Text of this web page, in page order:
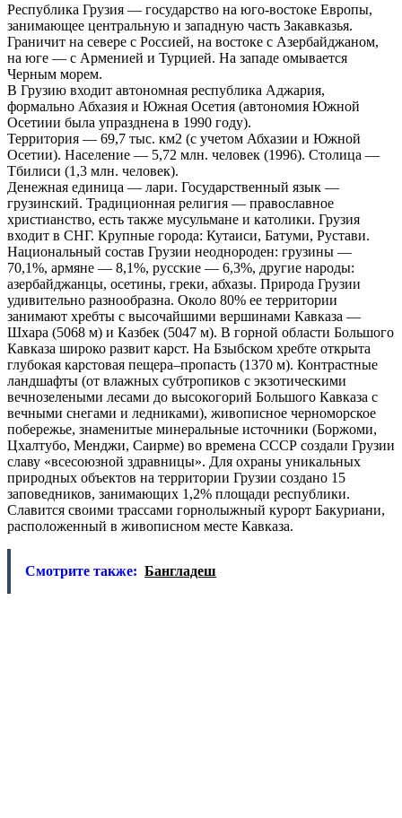
Республика Грузия — государство на юго-востоке Европы,
занимающее центральную и западную часть Закавказья.
Граничит на севере с Россией, на востоке с Азербайджаном,
на юге — с Арменией и Турцией. На западе омывается
Черным морем.
В Грузию входит автономная республика Аджария,
формально Абхазия и Южная Осетия (автономия Южной
Осетиии была упразднена в 1990 году).
Территория — 69,7 тыс. км2 (с учетом Абхазии и Южной
Осетии). Население — 5,72 млн. человек (1996). Столица —
Тбилиси (1,3 млн. человек).
Денежная единица — лари. Государственный язык —
грузинский. Традиционная религия — православное
христианство, есть также мусульмане и католики. Грузия
входит в СНГ. Крупные города: Кутаиси, Батуми, Рустави.
Национальный состав Грузии неоднороден: грузины —
70,1%, армяне — 8,1%, русские — 6,3%, другие народы:
азербайджанцы, осетины, греки, абхазы. Природа Грузии
удивительно разнообразна. Около 80% ее территории
занимают хребты с высочайшими вершинами Кавказа —
Шхара (5068 м) и Казбек (5047 м). В горной области Большого
Кавказа широко развит карст. На Бзыбском хребте открыта
глубокая карстовая пещера–пропасть (1370 м). Контрастные
ландшафты (от влажных субтропиков с экзотическими
вечнозелеными лесами до высокогорий Большого Кавказа с
вечными снегами и ледниками), живописное черноморское
побережье, знаменитые минеральные источники (Боржоми,
Цхалтубо, Менджи, Саирме) во времена СССР создали Грузии
славу «всесоюзной здравницы». Для охраны уникальных
природных объектов на территории Грузии создано 15
заповедников, занимающих 1,2% площади республики.
Славится своими трассами горнолыжный курорт Бакуриани,
расположенный в живописном месте Кавказа.
Смотрите также: Бангладеш